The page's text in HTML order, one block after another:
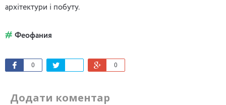
архітектури і побуту.
Феофания
0 0
Додати коментар